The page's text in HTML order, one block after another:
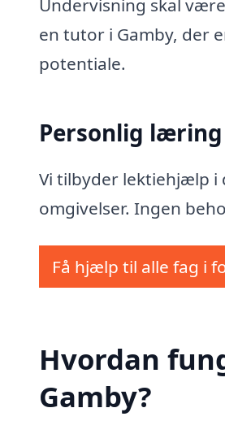
Undervisning skal
en tutor i Gamby, der
potentiale.
Personlig
Vi tilbyder lektiehjælp i
omgivelser. Ingen
Få hjælp til alle fag i
Hvordan
Gamby?